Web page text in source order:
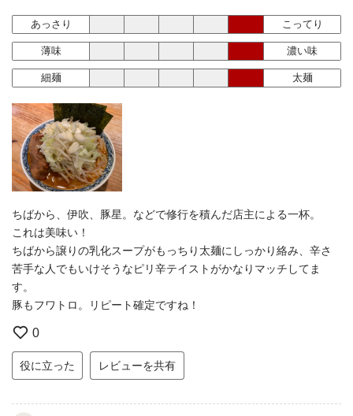
あっさり こってり
薄味 濃い味
細麺 太麺
ちばから、伊吹、豚星。などで修行を積んだ店主による一杯。
これは美味い！
ちばから譲りの乳化スープがもっちり太麺にしっかり絡み、辛さ
苦手な人でもいけそうなピリ辛テイストがかなりマッチしてま
す。
豚もフワトロ。リピート確定ですね！
0
役に立った レビューを共有